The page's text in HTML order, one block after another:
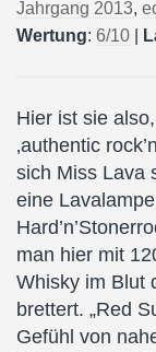
Jahrgang 2013,
Wertung: 6/10
Hier ist sie
‚authentic
sich Miss Lava
eine
man hier mit
Whisky im Blut
brettert. „Red
Gefühl von